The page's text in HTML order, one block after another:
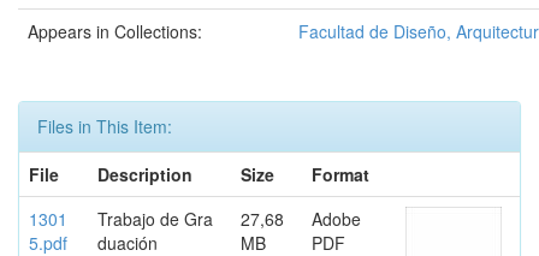
Appears in Collections:
Facultad de Diseño,
Files in This Item:
File
Description Size
Format
1301
5.pdf
Trabajo de Gra
duación
27,68
MB
Adobe
PDF